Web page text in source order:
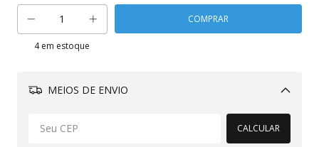
4em estoque
MEIOS DE ENVIO
Alterar CEP
CALCULAR